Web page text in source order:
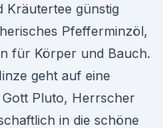
Kräutertee günstig
Pfefferminzöl,
für Körper und Bauch.
geht auf eine
Pluto, Herrscher
in die schöne